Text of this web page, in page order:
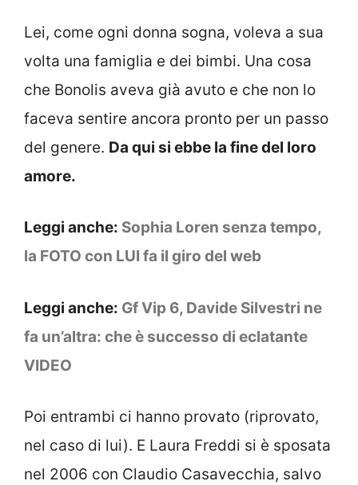
Lei, come ogni donna sogna, voleva a sua
volta una famiglia e dei bimbi. Una cosa
che Bonolis aveva già avuto e che non lo
faceva sentire ancora pronto per un passo
del genere. Da qui si ebbe la fine del loro
amore.
Leggi anche: Sophia Loren senza tempo,
la FOTO con LUI fa il giro del web
Leggi anche: Gf Vip 6, Davide Silvestri ne
fa un’altra: che è successo di eclatante
VIDEO
Poi entrambi ci hanno provato (riprovato,
nel caso di lui). E Laura Freddi si è sposata
nel 2006 con Claudio Casavecchia, salvo